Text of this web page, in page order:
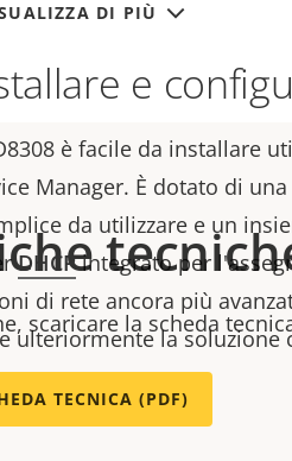
DI PIÙ
e
è facile da installare
Manager. È dotato di
da utilizzare e un
DHCPintegrato per
di rete ancora più
ulteriormente la soluzione
scaricare la scheda
TECNICA (PDF)